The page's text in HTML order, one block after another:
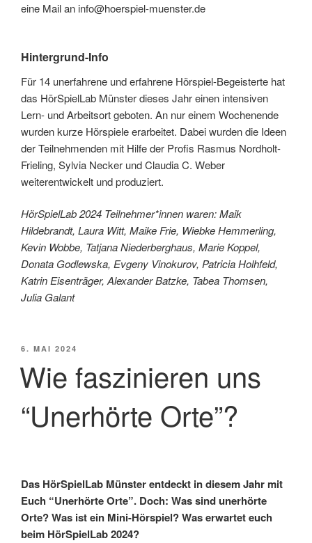
eine Mail an info@hoerspiel-muenster.de
Hintergrund-Info
Für 14 unerfahrene und erfahrene Hörspiel-Begeisterte hat
das HörSpielLab Münster dieses Jahr einen intensiven
Lern- und Arbeitsort geboten. An nur einem Wochenende
wurden kurze Hörspiele erarbeitet. Dabei wurden die Ideen
der Teilnehmenden mit Hilfe der Profis Rasmus Nordholt-
Frieling, Sylvia Necker und Claudia C. Weber
weiterentwickelt und produziert.
HörSpielLab 2024 Teilnehmer*innen waren: Maik
Hildebrandt, Laura Witt, Maike Frie, Wiebke Hemmerling,
Kevin Wobbe, Tatjana Niederberghaus, Marie Koppel,
Donata Godlewska, Evgeny Vinokurov, Patricia Holhfeld,
Katrin Eisenträger, Alexander Batzke, Tabea Thomsen,
Julia Galant
VERÖFFENTLICHT
6. MAI 2024
Wie faszinieren uns
“Unerhörte Orte”?
Das HörSpielLab Münster entdeckt in diesem Jahr mit
Euch “Unerhörte Orte”. Doch: Was sind unerhörte
Orte? Was ist ein Mini-Hörspiel? Was erwartet euch
beim HörSpielLab 2024?